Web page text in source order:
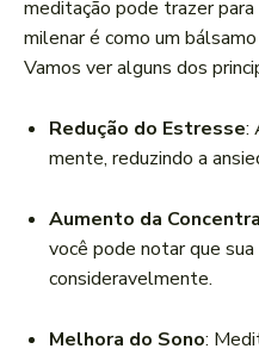
meditação pode trazer para
milenar é como um
Vamos ver alguns dos
Redução do Estresse:
mente, reduzindo a
Aumento da
você pode notar que
consideravelmente.
Melhora do Sono: